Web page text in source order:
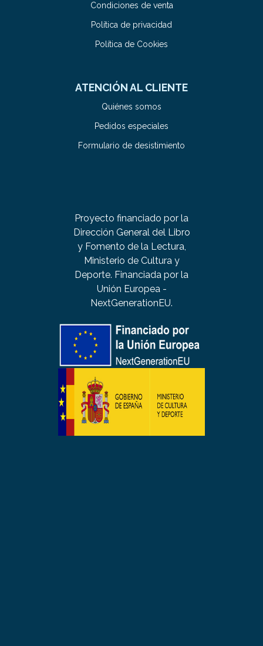
Condiciones de venta
Política de privacidad
Política de Cookies
ATENCIÓN AL CLIENTE
Quiénes somos
Pedidos especiales
Formulario de desistimiento
Proyecto financiado por la
Dirección General del Libro
y Fomento de la Lectura,
Ministerio de Cultura y
Deporte. Financiada por la
Unión Europea -
NextGenerationEU.